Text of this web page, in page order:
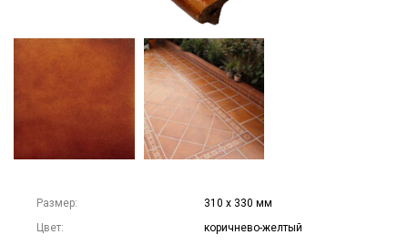
Размер:
310 х 330 мм
Цвет:
коричнево-желтый